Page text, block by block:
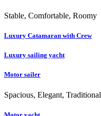
Stable, Comfortable, Roomy
Luxury Catamaran with Crew
Luxury sailing yacht
Motor sailer
Spacious, Elegant, Traditional